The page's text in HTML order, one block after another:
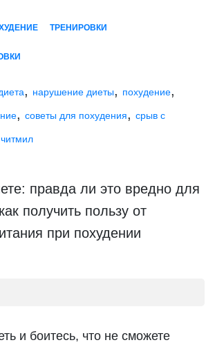
ТРЕНИРОВКИ
, нарушение диеты, похудение,
, советы для похудения, срыв с
читмил
и боитесь, что не сможете